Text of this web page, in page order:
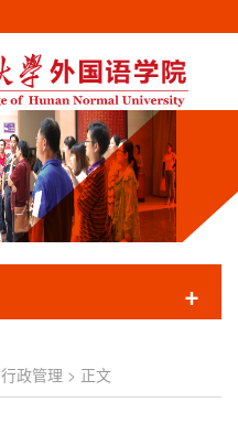
+
行政管理 > 正文